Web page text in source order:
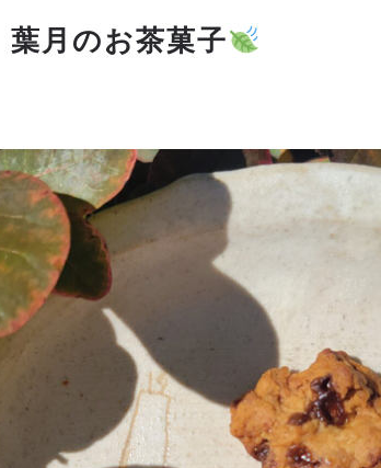
葉月のお茶菓子